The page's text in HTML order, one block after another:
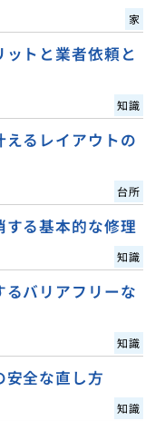
家
トと業者依頼と
知識
るレイアウトの
台所
する基本的な修理
知識
バリアフリーな
知識
安全な直し方
知識